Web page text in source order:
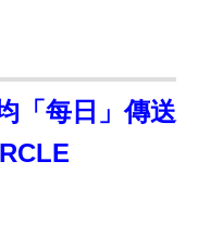
「每日」傳送